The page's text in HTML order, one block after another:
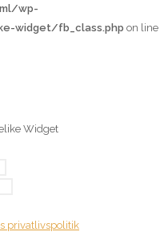
wp-
widget/fb_class.php on line
privatlivspolitik